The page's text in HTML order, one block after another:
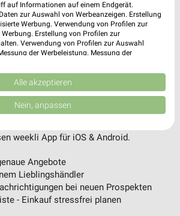
MEHR PROSPEKTE
& Angebote App
weekli App für iOS & Android.
Angebote
Lieblingshändler
bei neuen Prospekten
- Einkauf stressfrei planen
auf Informationen auf einem Endgerät.
zur Auswahl von Werbeanzeigen. Erstellung
Werbung. Verwendung von Profilen zur
Erstellung von Profilen zur
Verwendung von Profilen zur Auswahl
der Werbeleistung. Messung der
aus verschiedenen Quellen. Entwicklung und
Verwendung reduzierter Daten zur Auswahl
Europäischen Union weitergegeben und in die
folgende Zwecke:
Zugriff auf Informationen
Alle akzeptieren
Nein, anpassen